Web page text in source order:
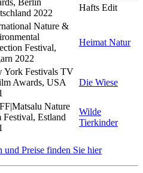
Berlin
2022
Hafts Edit
Nature &
Festival,
2022
Heimat Natur
York Festivals TV
Awards, USA
Die Wiese
Nature
Festival, Estland
Wilde
Tierkinder
und Preise finden Sie hier